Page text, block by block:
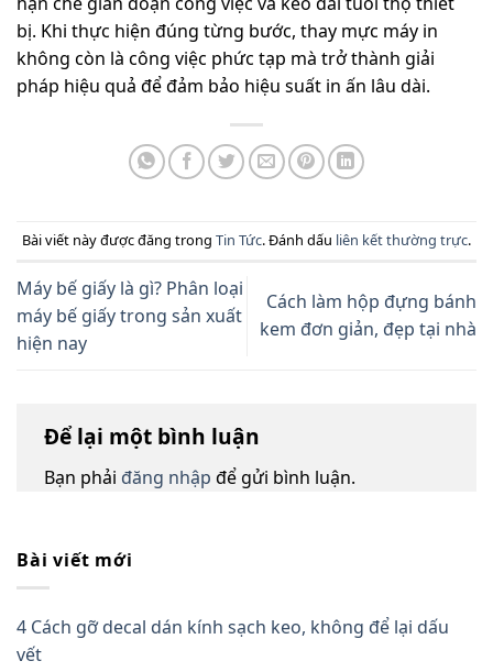
bị. Khi thực hiện đúng từng bước, thay mực máy in
không còn là công việc phức tạp mà trở thành giải
pháp hiệu quả để đảm bảo hiệu suất in ấn lâu dài.
Bài viết này được đăng trong Tin Tức. Đánh dấu liên kết thường trực.
Máy bế giấy là gì? Phân loại
máy bế giấy trong sản xuất
hiện nay
Cách làm hộp đựng bánh
kem đơn giản, đẹp tại nhà
Để lại một bình luận
Bạn phải đăng nhập để gửi bình luận.
Bài viết mới
4 Cách gỡ decal dán kính sạch keo, không để lại dấu
vết